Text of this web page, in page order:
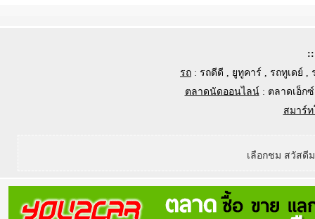
รถ : รถดีดี ยูทูคาร์ รถทูเดย์
ตลาดนัดออนไลน์: ตลาดเอ็กซ์
สมาร์
เลือกชม สวัสดี